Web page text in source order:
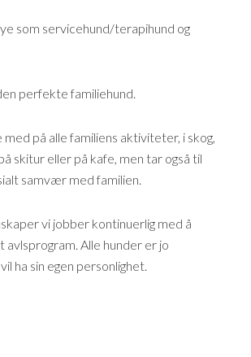
som servicehund/terapihund og
perfekte familiehund.
med på alle familiens aktiviteter, i skog,
skitur eller på kafe, men tar også til
samvær med familien.
vi jobber kontinuerlig med å
Alle hunder er jo
ha sin egen personlighet.